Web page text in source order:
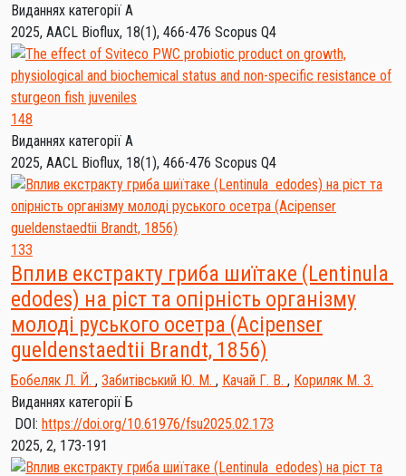
Виданнях категорії А
2025, AACL Bioflux, 18(1), 466-476 Scopus Q4
148
Виданнях категорії А
2025, AACL Bioflux, 18(1), 466-476 Scopus Q4
133
Вплив екстракту гриба шиїтаке (Lentinula
edodes) на ріст та опірність організму
молоді руського осетра (Acipenser
gueldenstaedtii Brandt, 1856)
Бобеляк Л. Й. , Забитівський Ю. М. , Качай Г. В. , Кориляк М. З.
Виданнях категорії Б
DOI: https://doi.org/10.61976/fsu2025.02.173
2025, 2, 173-191